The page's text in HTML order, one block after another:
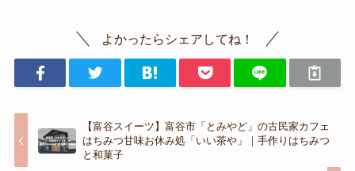
よかったらシェアしてね！
【富谷スイーツ】富谷市「とみやど」の古民家カフェ
はちみつ甘味お休み処「いい茶や」｜手作りはちみつ
と和菓子